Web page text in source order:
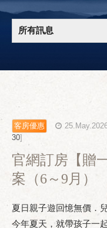
所有訊息
客房優惠
30]
官網訂房【贈
案（6～9月）
夏日親子遊回憶無價．
今年夏天，就帶孩子一